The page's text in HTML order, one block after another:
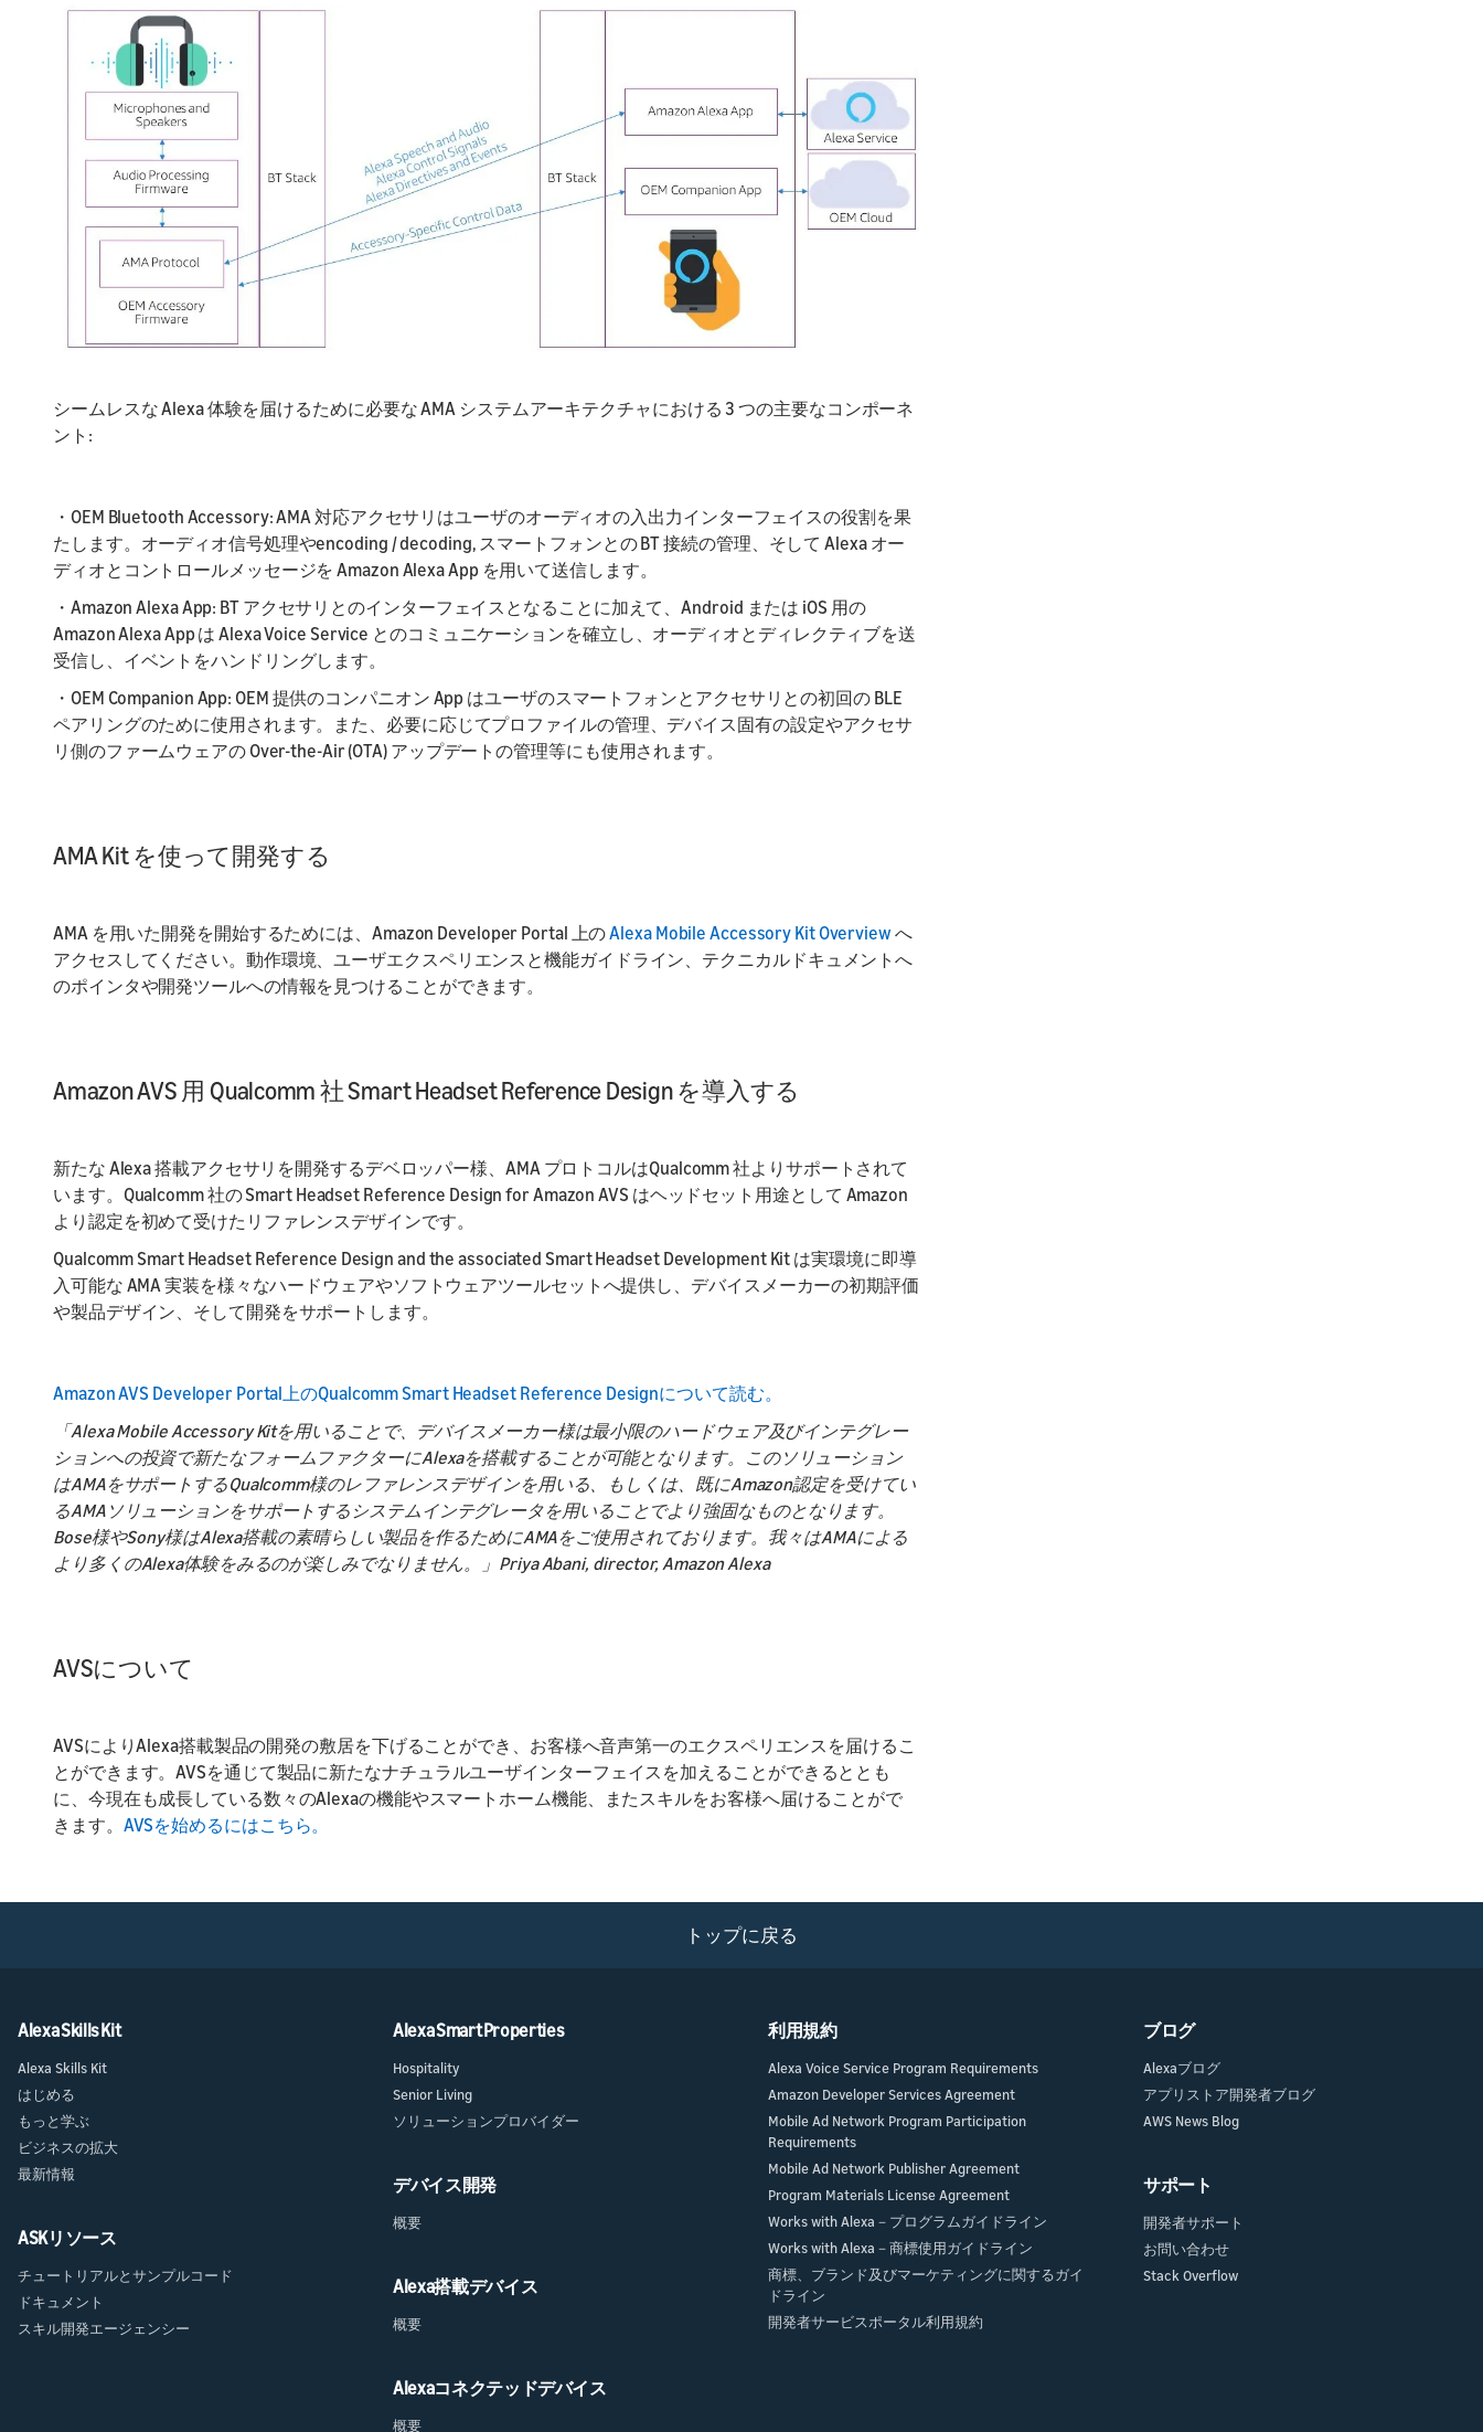
シームレスな Alexa 体験を届けるために必要な AMA システムアーキテクチャにおける 3 つの主要なコンポーネ
ント:
・OEM Bluetooth Accessory: AMA 対応アクセサリはユーザのオーディオの入出力インターフェイスの役割を果
たします。オーディオ信号処理やencoding / decoding, スマートフォンとの BT 接続の管理、そして Alexa オー
ディオとコントロールメッセージを Amazon Alexa App を用いて送信します。
・Amazon Alexa App: BT アクセサリとのインターフェイスとなることに加えて、Android または iOS 用の
Amazon Alexa App は Alexa Voice Service とのコミュニケーションを確立し、オーディオとディレクティブを送
受信し、イベントをハンドリングします。
・OEM Companion App: OEM 提供のコンパニオン App はユーザのスマートフォンとアクセサリとの初回の BLE
ペアリングのために使用されます。また、必要に応じてプロファイルの管理、デバイス固有の設定やアクセサ
リ側のファームウェアの Over-the-Air (OTA) アップデートの管理等にも使用されます。
AMA Kit を使って開発する
AMA を用いた開発を開始するためには、Amazon Developer Portal 上のAlexa Mobile Accessory Kit Overview へ
アクセスしてください。動作環境、ユーザエクスペリエンスと機能ガイドライン、テクニカルドキュメントへ
のポインタや開発ツールへの情報を見つけることができます。
Amazon AVS 用 Qualcomm 社 Smart Headset Reference Design を導入する
新たな Alexa 搭載アクセサリを開発するデベロッパー様、AMA プロトコルはQualcomm 社よりサポートされて
います。Qualcomm 社の Smart Headset Reference Design for Amazon AVS はヘッドセット用途として Amazon
より認定を初めて受けたリファレンスデザインです。
Qualcomm Smart Headset Reference Design and the associated Smart Headset Development Kit は実環境に即導
入可能な AMA 実装を様々なハードウェアやソフトウェアツールセットへ提供し、デバイスメーカーの初期評価
や製品デザイン、そして開発をサポートします。
Amazon AVS Developer Portal上のQualcomm Smart Headset Reference Designについて読む。
「Alexa Mobile Accessory Kitを用いることで、デバイスメーカー様は最小限のハードウェア及びインテグレー
ションへの投資で新たなフォームファクターにAlexaを搭載することが可能となります。このソリューション
はAMAをサポートするQualcomm様のレファレンスデザインを用いる、もしくは、既にAmazon認定を受けてい
るAMAソリューションをサポートするシステムインテグレータを用いることでより強固なものとなります。
Bose様やSony様はAlexa搭載の素晴らしい製品を作るためにAMAをご使用されております。我々はAMAによる
より多くのAlexa体験をみるのが楽しみでなりません。」Priya Abani, director, Amazon Alexa
AVSについて
AVSによりAlexa搭載製品の開発の敷居を下げることができ、お客様へ音声第一のエクスペリエンスを届けるこ
とができます。AVSを通じて製品に新たなナチュラルユーザインターフェイスを加えることができるととも
に、今現在も成長している数々のAlexaの機能やスマートホーム機能、またスキルをお客様へ届けることがで
きます。 AVSを始めるにはこちら。
トップに戻る
Alexa Skills Kit
Alexa Skills Kit
はじめる
もっと学ぶ
ビジネスの拡大
最新情報
ASKリソース
チュートリアルとサンプルコード
ドキュメント
スキル開発エージェンシー
Alexa Smart Properties
Hospitality
Senior Living
ソリューションプロバイダー
デバイス開発
概要
Alexa搭載デバイス
概要
Alexaコネクテッドデバイス
概要
利用規約
Alexa Voice Service Program Requirements
Amazon Developer Services Agreement
Mobile Ad Network Program Participation
Requirements
Mobile Ad Network Publisher Agreement
Program Materials License Agreement
Works with Alexa－プログラムガイドライン
Works with Alexa－商標使用ガイドライン
商標、ブランド及びマーケティングに関するガイ
ドライン
開発者サービスポータル利用規約
ブログ
Alexaブログ
アプリストア開発者ブログ
AWS News Blog
サポート
開発者サポート
お問い合わせ
Stack Overflow